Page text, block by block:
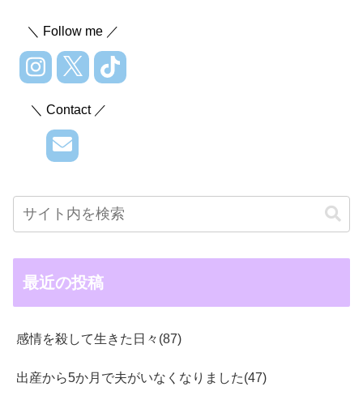
＼ Follow me ／
＼ Contact ／
最近の投稿
感情を殺して生きた日々(87)
出産から5か月で夫がいなくなりました(47)